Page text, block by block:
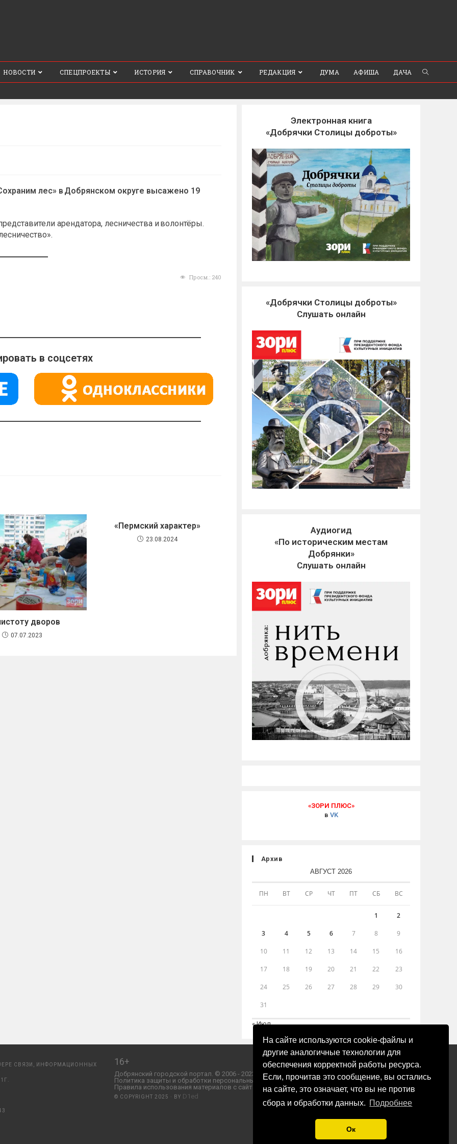
На сайте используются cookie-файлы и
другие аналогичные технологии для
обеспечения корректной работы ресурса.
Если, прочитав это сообщение, вы остались
на сайте, это означает, что вы не против
сбора и обработки данных. Подробнее
Ок
НОВОСТИ СПЕЦПРОЕКТЫ ИСТОРИЯ СПРАВОЧНИК РЕДАКЦИЯ ДУМА АФИША ДАЧА
лес» в Добрянском округе высажено 19
арендатора, лесничества и волонтёры.
Просм.: 240
в соцсетях
дворов
07.07.2023
«Пермский характер»
23.08.2024
Электронная книга
«Добрячки Столицы доброты»
«Добрячки Столицы доброты»
Слушать онлайн
Аудиогид
«По историческим местам
Добрянки»
Слушать онлайн
«ЗОРИ ПЛЮС»
в VK
Архив
АВГУСТ 2026
ПН ВТ СР ЧТ ПТ СБ ВС
1 2
3 4 5 6 7 8 9
10 11 12 13 14 15 16
17 18 19 20 21 22 23
24 25 26 27 28 29 30
31
« Июл
СВЯЗИ, ИНФОРМАЦИОННЫХ
16+
Добрянский городской портал. © 2006 - 2023 ООО «Пресса-Том».
Политика защиты и обработки персональных данных ООО «Пресса-Том».
Правила использования материалов с сайта «ЗОРИ ПЛЮС».
© COPYRIGHT 2025 · BY D1ed